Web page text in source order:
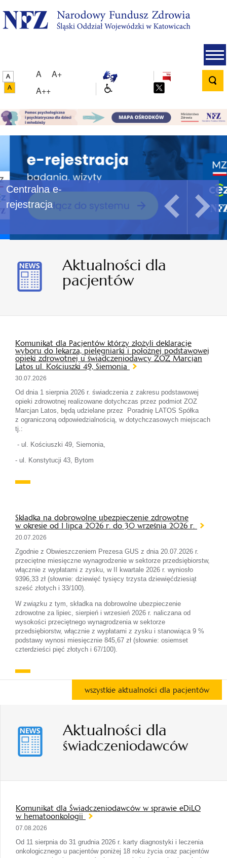
A
A+
A++
Centralna e-
rejestracja
Aktualności dla
pacjentów
Komunikat dla Pacjentów którzy złożyli deklaracje
wyboru do lekarza, pielęgniarki i położnej podstawowej
opieki zdrowotnej u świadczeniodawcy ZOZ Marcjan
Latos ul. Kościuszki 49, Siemonia
30.07.2026
Od dnia 1 sierpnia 2026 r. świadczenia z zakresu podstawowej
opieki zdrowotnej realizowane dotychczas przez podmiot ZOZ
Marcjan Latos, będą udzielane przez Poradnię LATOS Spółka
z ograniczoną odpowiedzialnością, w dotychczasowych miejscach
tj.:
- ul. Kościuszki 49, Siemonia,
- ul. Konstytucji 43, Bytom
Składka na dobrowolne ubezpieczenie zdrowotne
w okresie od 1 lipca 2026 r. do 30 września 2026 r.
20.07.2026
Zgodnie z Obwieszczeniem Prezesa GUS z dnia 20.07.2026 r.
przeciętne miesięczne wynagrodzenie w sektorze przedsiębiorstw,
włącznie z wypłatami z zysku, w II kwartale 2026 r. wyniosło
9396,33 zł (słownie: dziewięć tysięcy trzysta dziewięćdziesiąt
sześć złotych i 33/100).
W związku z tym, składka na dobrowolne ubezpieczenie
zdrowotne za lipiec, sierpień i wrzesień 2026 r. naliczana od
wysokości przeciętnego wynagrodzenia w sektorze
przedsiębiorstw, włącznie z wypłatami z zysku i stanowiąca 9 %
podstawy wynosi miesięcznie 845,67 zł (słownie: osiemset
czterdzieści pięć złotych i 67/100).
wszystkie aktualności dla pacjentów
Aktualności dla
świadczeniodawców
Komunikat dla Świadczeniodawców w sprawie eDiLO
w hematoonkologii
07.08.2026
Od 11 sierpnia do 31 grudnia 2026 r. karty diagnostyki i leczenia
onkologicznego u pacjentów poniżej 18 roku życia oraz pacjentów